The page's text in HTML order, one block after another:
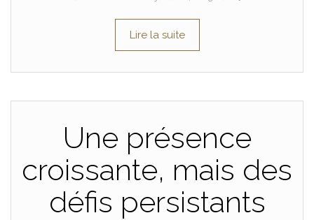
Lire la suite
Une présence
croissante, mais des
défis persistants